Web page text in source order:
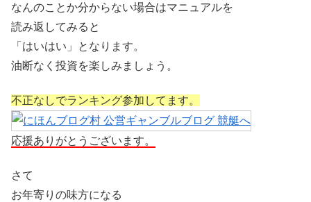
なんのことか分からない場合はマニュアルを
読み返してみると
「はいはい」となります。
油断なく投資を楽しみましょう。
不正なしでランキング参加してます。
応援ありがとうございます。
さて
お年寄りの味方になる